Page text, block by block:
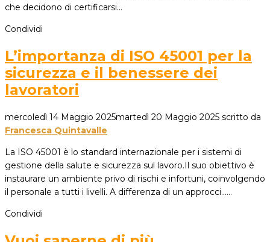
che decidono di certificarsi…
Condividi
L’importanza di ISO 45001 per la
sicurezza e il benessere dei
lavoratori
mercoledì 14 Maggio 2025martedì 20 Maggio 2025 scritto da
Francesca Quintavalle
La ISO 45001 è lo standard internazionale per i sistemi di
gestione della salute e sicurezza sul lavoro.Il suo obiettivo è
instaurare un ambiente privo di rischi e infortuni, coinvolgendo
il personale a tutti i livelli. A differenza di un approcci...…
Condividi